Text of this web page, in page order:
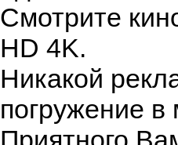
Смотрите
HD 4K.
Никакой
погружение